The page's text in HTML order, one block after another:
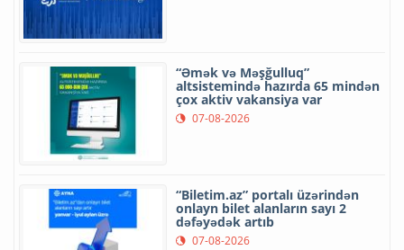
“Əmək və Məşğulluq”
altsistemində hazırda 65 mindən
çox aktiv vakansiya var
07-08-2026
“Biletim.az” portalı üzərindən
onlayn bilet alanların sayı 2
dəfəyədək artıb
07-08-2026